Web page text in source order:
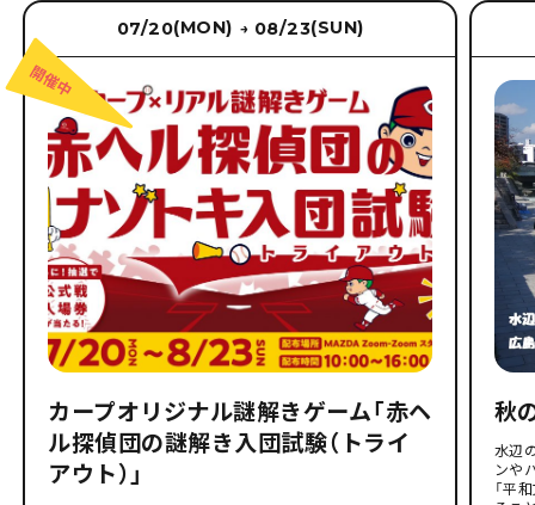
07/20(MON) → 08/23(SUN)
カープオリジナル謎解きゲーム「赤ヘ
ル探偵団の謎解き入団試験（トライ
アウト）」
秋
水辺
ンや
「平